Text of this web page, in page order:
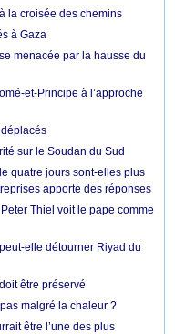
la croisée des chemins
à Gaza
menacée par la hausse du
et-Principe à l’approche
sur le Soudan du Sud
quatre jours sont-elles plus
apporte des réponses
Thiel voit le pape comme
elle détourner Riyad du
être préservé
malgré la chaleur ?
être l’une des plus